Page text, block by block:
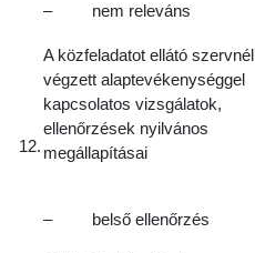
– nem releváns
12.
A közfeladatot ellátó szervnél
végzett alaptevékenységgel
kapcsolatos vizsgálatok,
ellenőrzések nyilvános
megállapításai
– belső ellenőrzés